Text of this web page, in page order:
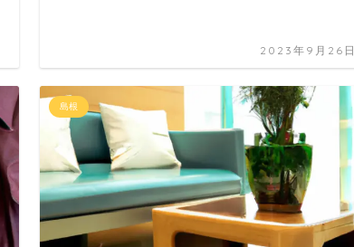
2023年9月26日
島根